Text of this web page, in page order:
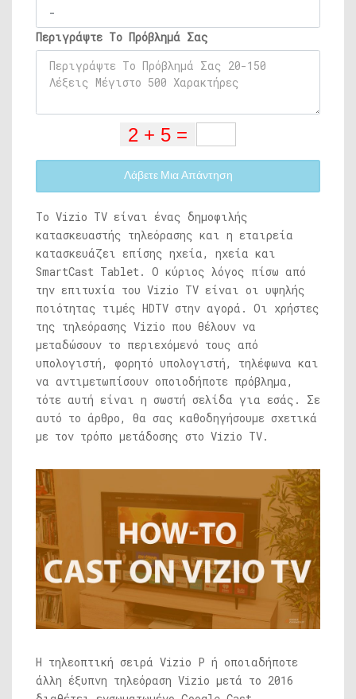
Περιγράψτε Το Πρόβλημά Σας
Λάβετε Μια Απάντηση
Το Vizio TV είναι ένας δημοφιλής
κατασκευαστής τηλεόρασης και η εταιρεία
κατασκευάζει επίσης ηχεία, ηχεία και
SmartCast Tablet. Ο κύριος λόγος πίσω από
την επιτυχία του Vizio TV είναι οι υψηλής
ποιότητας τιμές HDTV στην αγορά. Οι χρήστες
της τηλεόρασης Vizio που θέλουν να
μεταδώσουν το περιεχόμενό τους από
υπολογιστή, φορητό υπολογιστή, τηλέφωνα και
να αντιμετωπίσουν οποιοδήποτε πρόβλημα,
τότε αυτή είναι η σωστή σελίδα για εσάς. Σε
αυτό το άρθρο, θα σας καθοδηγήσουμε σχετικά
με τον τρόπο μετάδοσης στο Vizio TV.
Η τηλεοπτική σειρά Vizio P ή οποιαδήποτε
άλλη έξυπνη τηλεόραση Vizio μετά το 2016